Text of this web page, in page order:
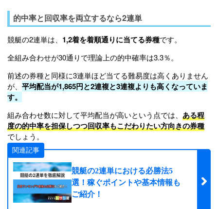
的中率と回収率を両立するなら2連単
競艇の2連単は、 1,2着を着順通りに当てる券種です。
全組み合わせが30通りで理論上の的中確率は3.3％。
前述の券種と同様に3連単ほど当てる難易度は高くありません
が、 平均配当が1,865円と2連複と3連複よりも高くなっていま
す。
組み合わせ数に対して平均配当が高いという点では、 ある程
度の的中率を担保しつつ回収率もこだわりたい方向きの券種
でしょう。
関連記事
競艇の2連単における必勝法5
選！稼ぐポイントや基本情報も
ご紹介！